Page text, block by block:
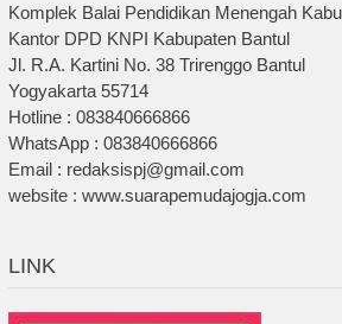
Komplek Balai Pendidikan Menengah
Kantor DPD KNPI Kabupaten Bantul
Jl. R.A. Kartini No. 38 Trirenggo Bantul
Yogyakarta 55714
Hotline : 083840666866
WhatsApp : 083840666866
Email : redaksispj@gmail.com
website : www.suarapemudajogja.com
LINK